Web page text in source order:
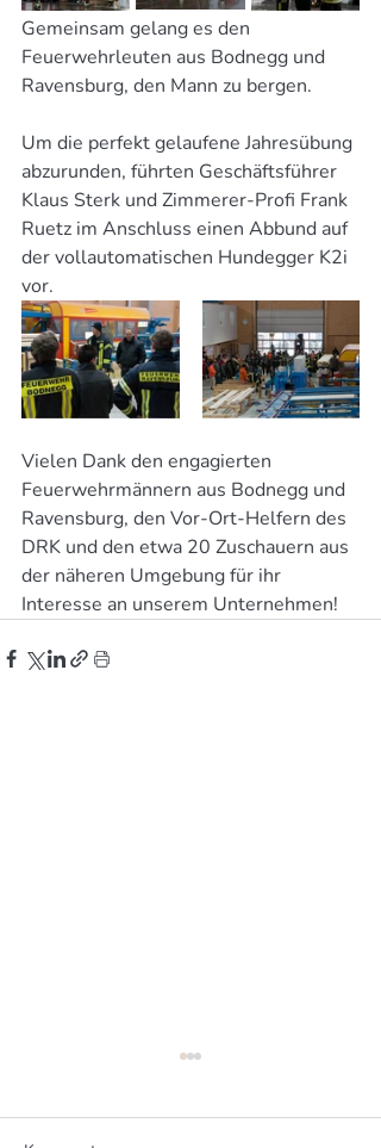
Gemeinsam gelang es den
Feuerwehrleuten aus Bodnegg und
Ravensburg, den Mann zu bergen.
Um die perfekt gelaufene Jahresübung
abzurunden, führten Geschäftsführer
Klaus Sterk und Zimmerer-Profi Frank
Ruetz im Anschluss einen Abbund auf
der vollautomatischen Hundegger K2i
vor.
Vielen Dank den engagierten
Feuerwehrmännern aus Bodnegg und
Ravensburg, den Vor-Ort-Helfern des
DRK und den etwa 20 Zuschauern aus
der näheren Umgebung für ihr
Interesse an unserem Unternehmen!